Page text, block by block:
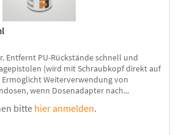
Entfernt PU-Rückstände schnell und
(wird mit Schraubkopf direkt auf
Weiterverwendung von
wenn Dosenadapter nach...
bitte hier anmelden.